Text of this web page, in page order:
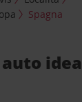
Spagna